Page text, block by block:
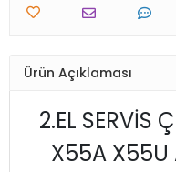
Ürün Açıklaması
2.EL SERVİS
X55A